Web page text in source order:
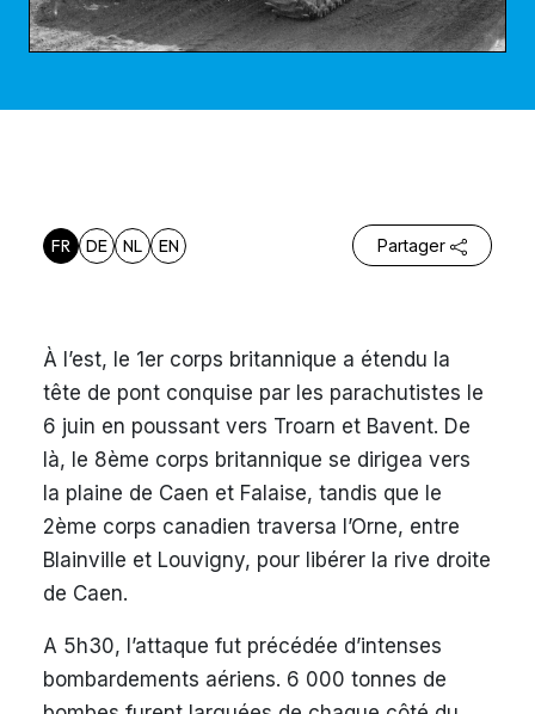
FR DE NL EN Partager
À l’est, le 1er corps britannique a étendu la
tête de pont conquise par les parachutistes le
6 juin en poussant vers Troarn et Bavent. De
là, le 8ème corps britannique se dirigea vers
la plaine de Caen et Falaise, tandis que le
2ème corps canadien traversa l’Orne, entre
Blainville et Louvigny, pour libérer la rive droite
de Caen.
A 5h30, l’attaque fut précédée d’intenses
bombardements aériens. 6 000 tonnes de